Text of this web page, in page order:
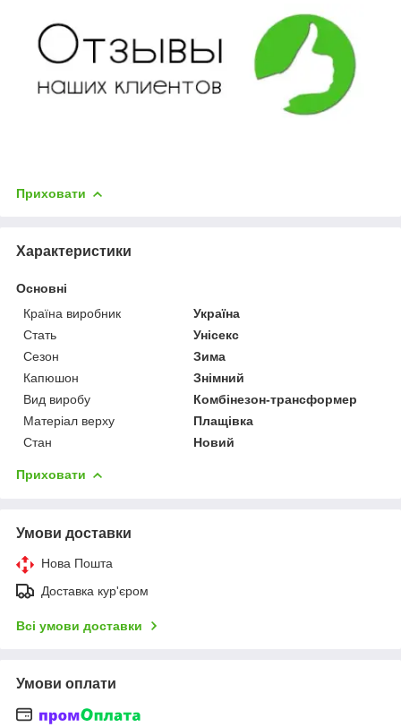
Приховати
Характеристики
Основні
Країна виробник
Україна
Стать
Унісекс
Сезон
Зима
Капюшон
Знімний
Вид виробу
Комбінезон-трансформер
Матеріал верху
Плащівка
Стан
Новий
Приховати
Умови доставки
Нова Пошта
Доставка кур'єром
Всі умови доставки
Умови оплати